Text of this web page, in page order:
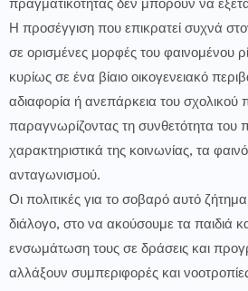
πραγματικότητας δεν μπορούν να
Η προσέγγιση που επικρατεί συχνά
σε ορισμένες μορφές του φαινομένου
κυρίως σε ένα βίαιο οικογενειακό
αδιαφορία ή ανεπάρκεια του σχολικού
παραγνωρίζοντας τη συνθετότητα του
χαρακτηριστικά της κοινωνίας, τα
ανταγωνισμού.
Οι πολιτικές για το σοβαρό αυτό
διάλογο, στο να ακούσουμε τα παιδιά
ενσωμάτωση τους σε δράσεις και
αλλάξουν συμπεριφορές και